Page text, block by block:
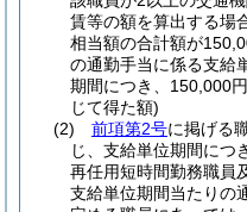
賃等の額を算出する場
相当額の合計額が
の通勤手当に係る支給
期間につき、150,000
じて得た額)
(2)
前項第2号に掲げる
じ、支給単位期間につ
再任用短時間勤務職員
支給単位期間当たりの